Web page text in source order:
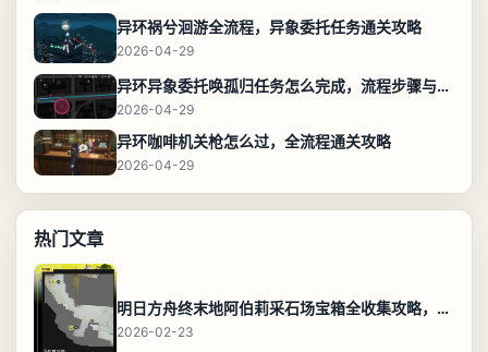
异环祸兮洄游全流程，异象委托任务通关攻略
2026-04-29
异环异象委托唤孤归任务怎么完成，流程步骤与位置攻略
2026-04-29
异环咖啡机关枪怎么过，全流程通关攻略
2026-04-29
热门文章
明日方舟终末地阿伯莉采石场宝箱全收集攻略，全点位分布图与路线
2026-02-23